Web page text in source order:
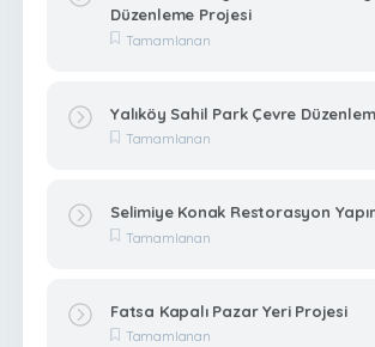
Düzenleme Projesi
Tamamlanan
Yalıköy Sahil Park Çevre
Tamamlanan
Selimiye Konak Restorasyon
Tamamlanan
Fatsa Kapalı Pazar Yeri Projesi
Tamamlanan